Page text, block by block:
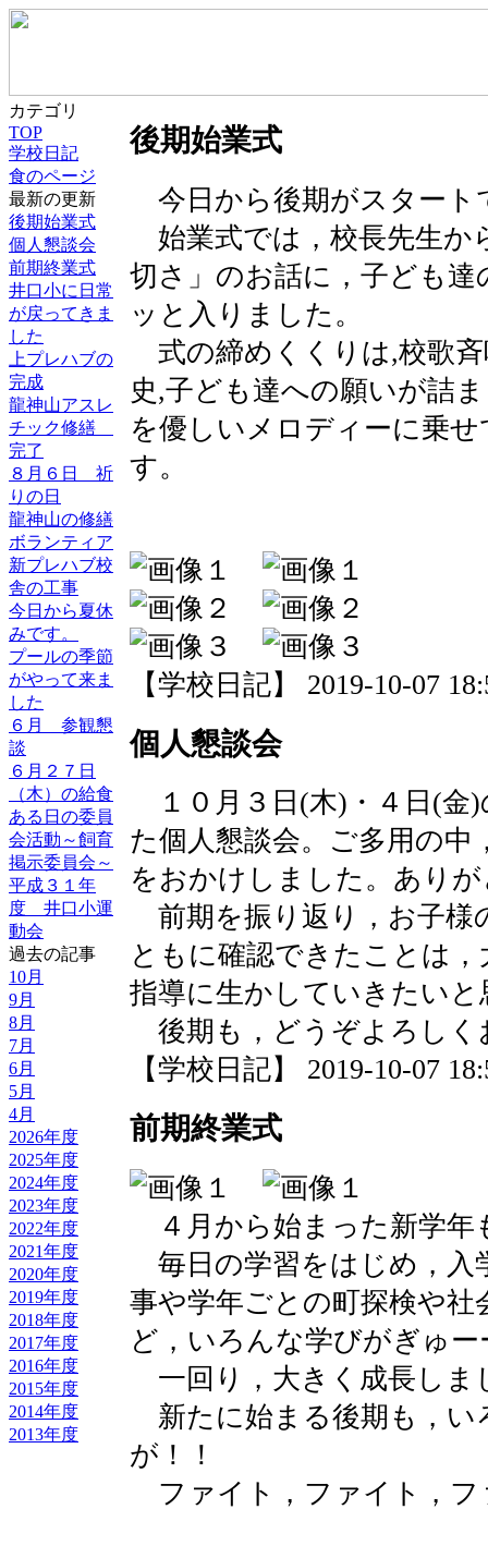
カテゴリ
TOP
学校日記
食のページ
最新の更新
後期始業式
個人懇談会
前期終業式
井口小に日常
が戻ってきま
した
上プレハブの
完成
龍神山アスレ
チック修繕
完了
８月６日 祈
りの日
龍神山の修繕
ボランティア
新プレハブ校
舎の工事
今日から夏休
みです。
プールの季節
がやって来ま
した
６月 参観懇
談
６月２７日
（木）の給食
ある日の委員
会活動～飼育
掲示委員会～
平成３１年
度 井口小運
動会
過去の記事
10月
9月
8月
7月
6月
5月
4月
2026年度
2025年度
2024年度
2023年度
2022年度
2021年度
2020年度
2019年度
2018年度
2017年度
2016年度
2015年度
2014年度
2013年度
後期始業式
今日から後期がスタート
始業式では，校長先生か
切さ」のお話に，子ども
ッと入りました。
式の締めくくりは,校歌
史,子ども達への願いが詰
を優しいメロディーに乗
す。
【学校日記】 2019-10-07
個人懇談会
１０月３日(木)・４日(金
た個人懇談会。ご多用の中
をおかけしました。あり
前期を振り返り，お子様
ともに確認できたことは
指導に生かしていきたいと
後期も，どうぞよろしく
【学校日記】 2019-10-07
前期終業式
４月から始まった新学年
毎日の学習をはじめ，入
事や学年ごとの町探検や
ど，いろんな学びがぎゅ
一回り，大きく成長しま
新たに始まる後期も，い
が！！
ファイト，ファイト，